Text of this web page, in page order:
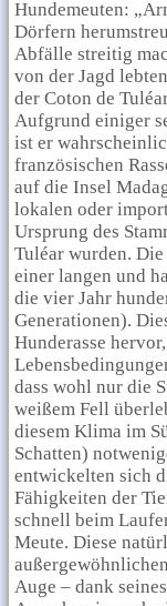
Hundemeuten:
Dörfern
Abfälle streitig
von der Jagd
der Coton de
Aufgrund einiger
ist er
französischen
auf die Insel
lokalen oder
Ursprung des
Tuléar wurden.
einer langen und
die vier Jahr
Generationen).
Hunderasse
dass wohl nur die
weißem Fell
diesem Klima im
Schatten)
entwickelten sich
Fähigkeiten der
schnell beim
Meute. Diese
Auge – dank